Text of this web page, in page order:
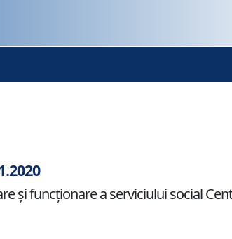
şi funcţionare a serviciului social